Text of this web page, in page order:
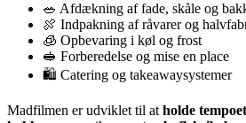
🥗 Afdækning af fade, skåle og
🍖 Indpakning af råvarer og
🧊 Opbevaring i køl og frost
🥪 Forberedelse og mise en place
🛍️ Catering og takeawaysystemer
Madfilmen er udviklet til at holde